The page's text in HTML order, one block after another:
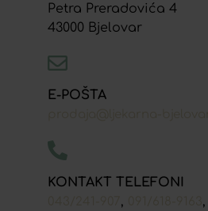
Petra Preradovića 4
43000 Bjelovar
E-POŠTA
KONTAKT TELEFONI
, ,